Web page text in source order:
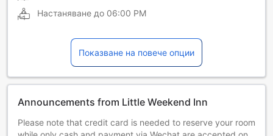
Настаняване до 06:00 PM
Показване на повече опции
Announcements from Little Weekend Inn
Please note that credit card is needed to reserve your room